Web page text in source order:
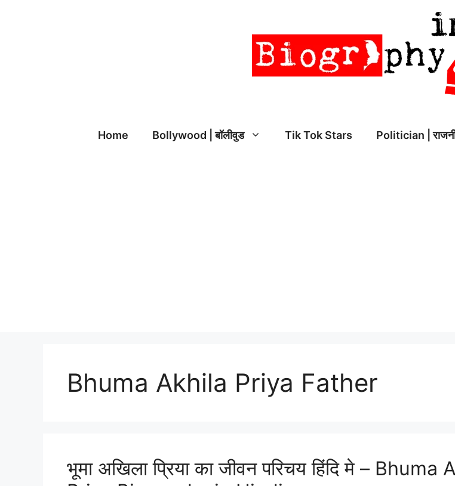
Home Bollywood | बॉलीवुड Tik Tok Stars Politician |
Bhuma Akhila Priya Father
भूमा अखिला प्रिया का जीवन परिचय हिंदि मे – Bhuma